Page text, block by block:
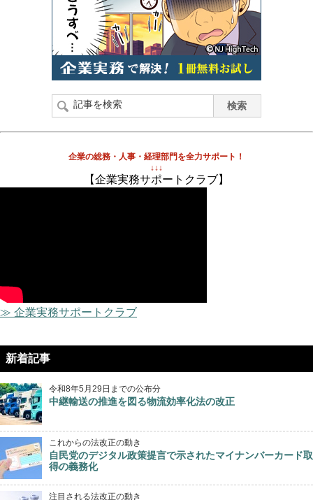
企業の総務・人事・経理部門を全力サポート！
↓↓↓
【企業実務サポートクラブ】
≫ 企業実務サポートクラブ
新着記事
令和8年5月29日までの公布分
中継輸送の推進を図る物流効率化法の改正
これからの法改正の動き
自民党のデジタル政策提言で示されたマイナンバーカード取
得の義務化
注目される法改正の動き